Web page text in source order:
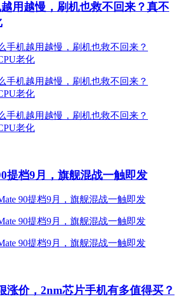
用越慢，刷机也救不回来？真不
提档9月，旗舰混战一触即发
涨价，2nm芯片手机有多值得买？